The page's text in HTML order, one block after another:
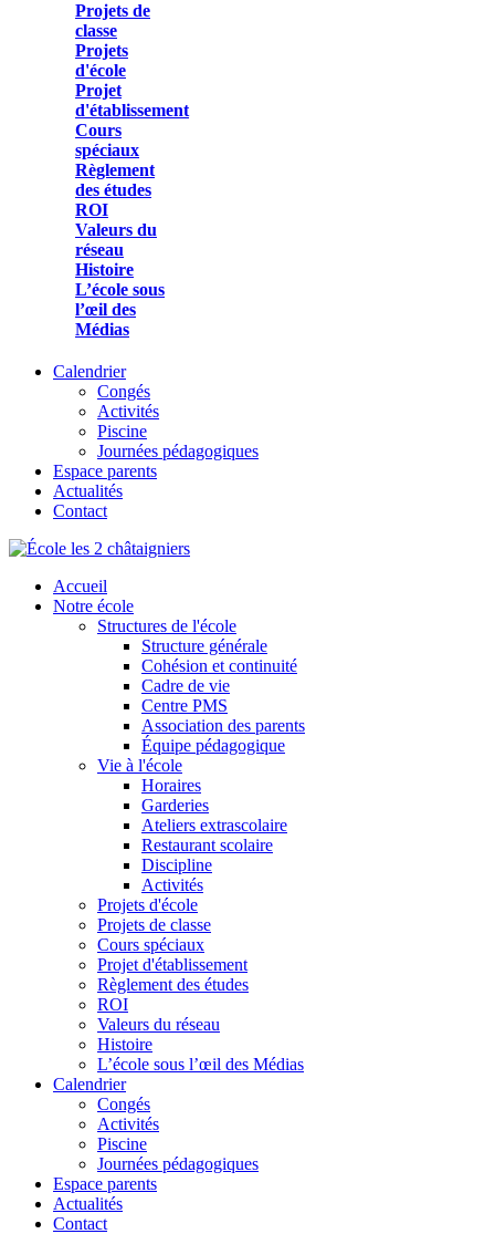
Projets de
classe
Projets
d'école
Projet
d'établissement
Cours
spéciaux
Règlement
des études
ROI
Valeurs du
réseau
Histoire
L’école sous
l’œil des
Médias
Calendrier
Congés
Activités
Piscine
Journées pédagogiques
Espace parents
Actualités
Contact
Accueil
Notre école
Structures de l'école
Structure générale
Cohésion et continuité
Cadre de vie
Centre PMS
Association des parents
Équipe pédagogique
Vie à l'école
Horaires
Garderies
Ateliers extrascolaire
Restaurant scolaire
Discipline
Activités
Projets d'école
Projets de classe
Cours spéciaux
Projet d'établissement
Règlement des études
ROI
Valeurs du réseau
Histoire
L’école sous l’œil des Médias
Calendrier
Congés
Activités
Piscine
Journées pédagogiques
Espace parents
Actualités
Contact